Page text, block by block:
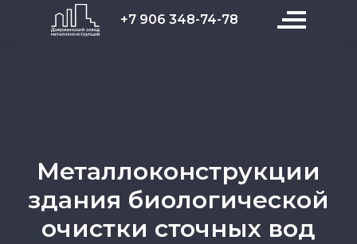
+7 906 348-74-78
Металлоконструкции
здания биологической
очистки сточных вод